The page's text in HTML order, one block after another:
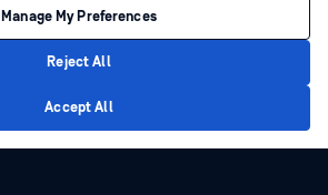
Manage My Preferences
Reject All
Accept All